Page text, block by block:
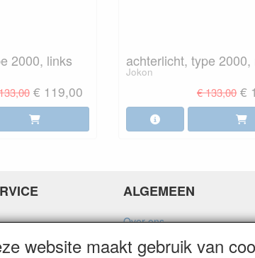
2000, links
€ 119,00
achterlicht, type 2000,
Jokon
€ 133,00 €
ALGEMEEN
Over ons
Privacy policy
website maakt gebruik van